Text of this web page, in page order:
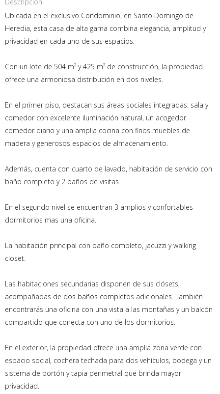
Ubicada en el exclusivo Condominio, en Santo Domingo de
Heredia, esta casa de alta gama combina elegancia, amplitud y
privacidad en cada uno de sus espacios.
Con un lote de 504 m² y 425 m² de construcción, la propiedad
ofrece una armoniosa distribución en dos niveles.
En el primer piso, destacan sus áreas sociales integradas: sala y
comedor con excelente iluminación natural, un acogedor
comedor diario y una amplia cocina con finos muebles de
madera y generosos espacios de almacenamiento.
Además, cuenta con cuarto de lavado, habitación de servicio con
baño completo y 2 baños de visitas.
En el segundo nivel se encuentran 3 amplios y confortables
dormitorios mas una oficina.
La habitación principal con baño completo, jacuzzi y walking
closet.
Las habitaciones secundarias disponen de sus clósets,
acompañadas de dos baños completos adicionales. También
encontrarás una oficina con una vista a las montañas y un balcón
compartido que conecta con uno de los dormitorios.
En el exterior, la propiedad ofrece una amplia zona verde con
espacio social, cochera techada para dos vehículos, bodega y un
sistema de portón y tapia perimetral que brinda mayor
privacidad.